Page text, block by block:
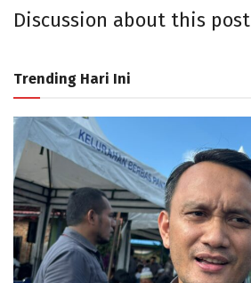
Discussion about this post
Trending Hari Ini